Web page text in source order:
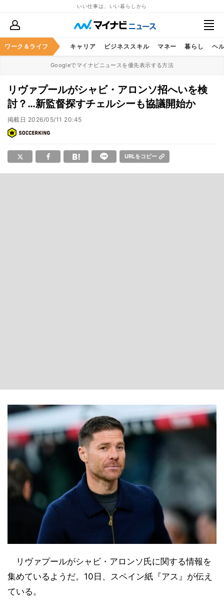
いい仕事は、いい暮らしから
ワーク＆ライフ キャリア ビジネススキル マネー 暮らし ヘ
Googleでマイナビニュースを優先表示する方法
リヴァプールがシャビ・アロンソ招へいを検
討？…新監督探すチェルシーも協議開始か
掲載日 2026/05/11 20:45
URLをコピー
リヴァプールがシャビ・アロンソ氏に関する情報を
集めているようだ。10日、スペイン紙『アス』が伝え
ている。